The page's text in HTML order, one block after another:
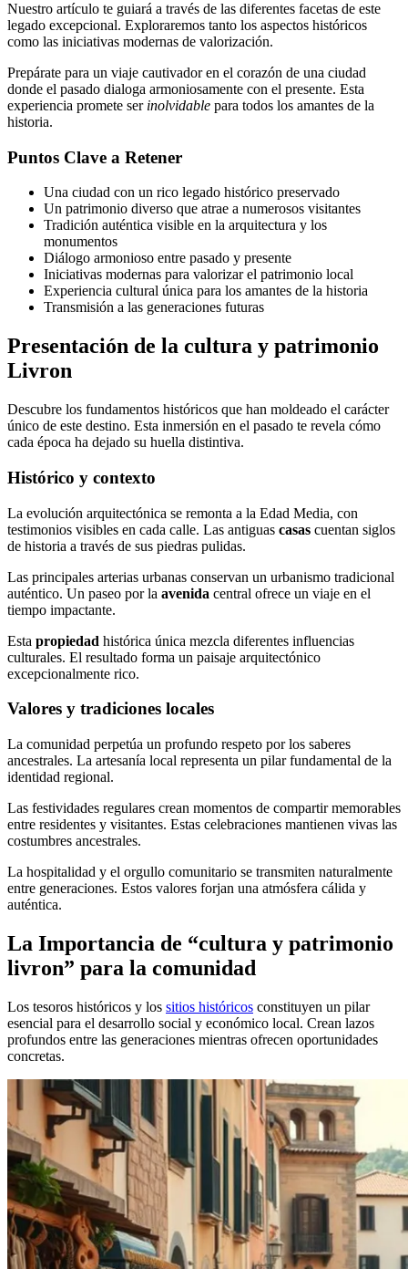
Nuestro artículo te guiará a través de las diferentes facetas de este
legado excepcional. Exploraremos tanto los aspectos históricos
como las iniciativas modernas de valorización.
Prepárate para un viaje cautivador en el corazón de una ciudad
donde el pasado dialoga armoniosamente con el presente. Esta
experiencia promete ser inolvidable para todos los amantes de la
historia.
Puntos Clave a Retener
Una ciudad con un rico legado histórico preservado
Un patrimonio diverso que atrae a numerosos visitantes
Tradición auténtica visible en la arquitectura y los
monumentos
Diálogo armonioso entre pasado y presente
Iniciativas modernas para valorizar el patrimonio local
Experiencia cultural única para los amantes de la historia
Transmisión a las generaciones futuras
Presentación de la cultura y patrimonio
Livron
Descubre los fundamentos históricos que han moldeado el carácter
único de este destino. Esta inmersión en el pasado te revela cómo
cada época ha dejado su huella distintiva.
Histórico y contexto
La evolución arquitectónica se remonta a la Edad Media, con
testimonios visibles en cada calle. Las antiguas casas cuentan siglos
de historia a través de sus piedras pulidas.
Las principales arterias urbanas conservan un urbanismo tradicional
auténtico. Un paseo por la avenida central ofrece un viaje en el
tiempo impactante.
Esta propiedad histórica única mezcla diferentes influencias
culturales. El resultado forma un paisaje arquitectónico
excepcionalmente rico.
Valores y tradiciones locales
La comunidad perpetúa un profundo respeto por los saberes
ancestrales. La artesanía local representa un pilar fundamental de la
identidad regional.
Las festividades regulares crean momentos de compartir memorables
entre residentes y visitantes. Estas celebraciones mantienen vivas las
costumbres ancestrales.
La hospitalidad y el orgullo comunitario se transmiten naturalmente
entre generaciones. Estos valores forjan una atmósfera cálida y
auténtica.
La Importancia de “cultura y patrimonio
livron” para la comunidad
Los tesoros históricos y los sitios históricos constituyen un pilar
esencial para el desarrollo social y económico local. Crean lazos
profundos entre las generaciones mientras ofrecen oportunidades
concretas.